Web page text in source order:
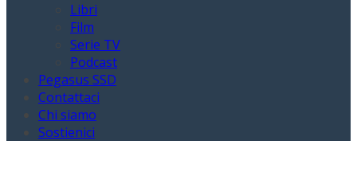
Libri
Film
Serie TV
Podcast
Pegasus SSD
Contattaci
Chi siamo
Sostienici